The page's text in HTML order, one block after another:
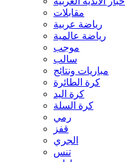
مقابلات
رياضة عربية
رياضة عالمية
موجب
سالب
مباريات ونتائج
كرة الطائرة
كرة اليد
كرة السلة
رمي
قفز
الجري
تنس